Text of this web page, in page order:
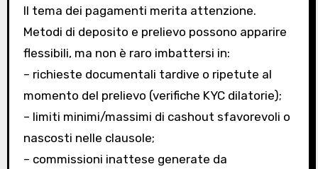
Il tema dei pagamenti merita attenzione.
Metodi di deposito e prelievo possono apparire
flessibili, ma non è raro imbattersi in:
– richieste documentali tardive o ripetute al
momento del prelievo (verifiche KYC dilatorie);
– limiti minimi/massimi di cashout sfavorevoli o
nascosti nelle clausole;
– commissioni inattese generate da